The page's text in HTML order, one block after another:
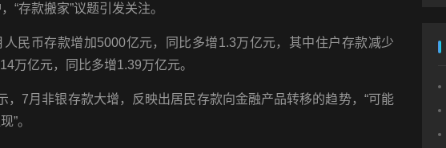
“存款搬家”议题引发关注。
民币存款增加5000亿元，同比多增1.3万亿元，其中住户存款减少
万亿元，同比多增1.39万亿元。
7月非银存款大增，反映出居民存款向金融产品转移的趋势，“可能
”。